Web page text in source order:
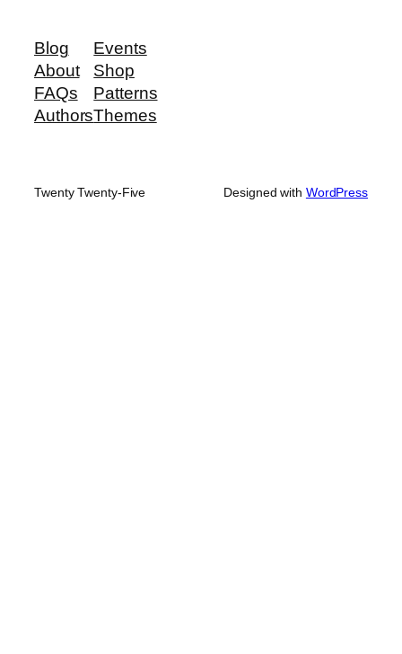
Blog
About
FAQs
Authors
Events
Shop
Patterns
Themes
Twenty Twenty-Five Designed with WordPress